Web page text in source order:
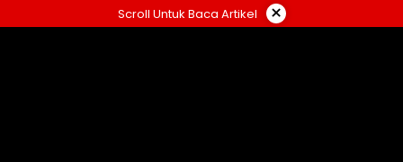
ke
Scroll Untuk Baca Artikel ×